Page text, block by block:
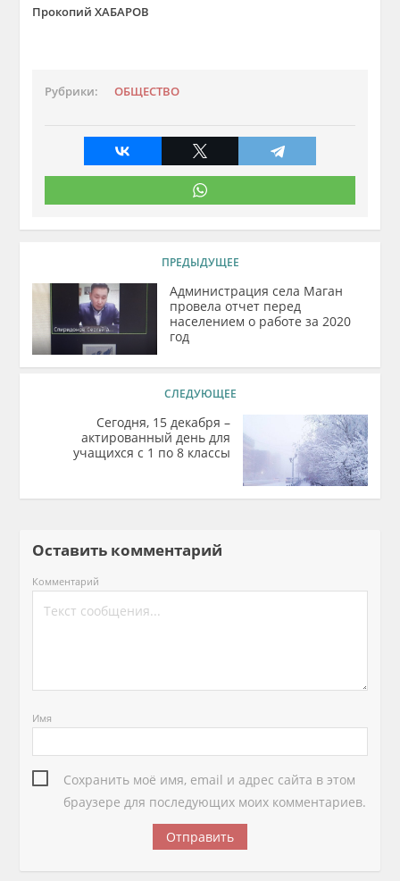
Прокопий ХАБАРОВ
Рубрики: ОБЩЕСТВО
ПРЕДЫДУЩЕЕ
Администрация села Маган
провела отчет перед
населением о работе за 2020
год
СЛЕДУЮЩЕЕ
Сегодня, 15 декабря –
актированный день для
учащихся с 1 по 8 классы
Оставить комментарий
Комментарий
Имя
Сохранить моё имя, email и адрес сайта в этом
браузере для последующих моих комментариев.